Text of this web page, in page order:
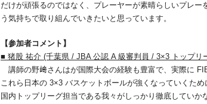
だけが頑張るのではなく、プレーヤーが素晴らしいプレ
う気持ちで取り組んでいきたいと思っています。
【参加者コメント】
■ 猪股 祐介 (千葉県 / JBA 公認 A 級審判員 / 3×3 トップリ
講師の野﨑さんはが国際大会の経験も豊富で、実際に
これら日本の 3×3 バスケットボールが強くなっていくた
国内トップリーグ担当である我々がしっかり徹底していか